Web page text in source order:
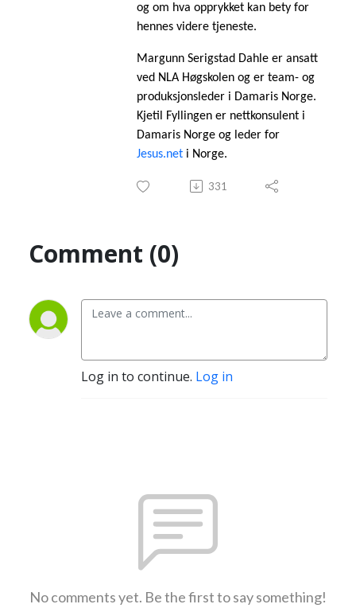
og om hva opprykket kan bety for
hennes videre tjeneste.
Margunn Serigstad Dahle er ansatt
ved NLA Høgskolen og er team- og
produksjonsleder i Damaris Norge.
Kjetil Fyllingen er nettkonsulent i
Damaris Norge og leder for
Jesus.net i Norge.
331
Comment (0)
Log in to continue. Log in
No comments yet. Be the first to say something!